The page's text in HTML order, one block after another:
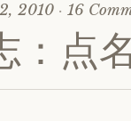
2010 ·16
：点